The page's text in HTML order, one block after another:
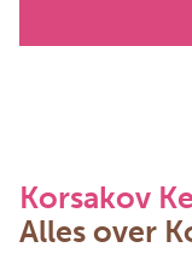
Korsakov
Alles over